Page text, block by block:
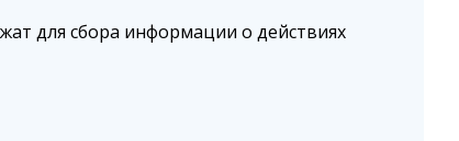
для сбора информации о действиях